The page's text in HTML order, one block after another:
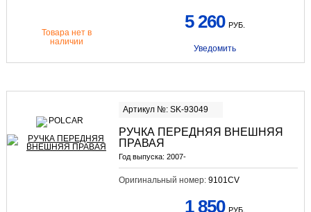
Товара нет в
наличии
5 260 РУБ.
Уведомить
Артикул №: SK-93049
РУЧКА ПЕРЕДНЯЯ ВНЕШНЯЯ
ПРАВАЯ
Год выпуска: 2007-
Оригинальный номер: 9101CV
1 850 РУБ.